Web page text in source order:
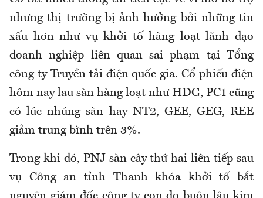
nhưng thị trường bị ảnh hưởng bởi những tin
xấu hơn như vụ khởi tố hàng loạt lãnh đạo
doanh nghiệp liên quan sai phạm tại Tổng
công ty Truyền tải điện quốc gia. Cổ phiếu điện
hôm nay lau sàn hàng loạt như HDG, PC1 cũng
có lúc nhúng sàn hay NT2, GEE, GEG, REE
giảm trung bình trên 3%.
Trong khi đó, PNJ sàn cây thứ hai liên tiếp sau
vụ Công an tỉnh Thanh khóa khởi tố bắt